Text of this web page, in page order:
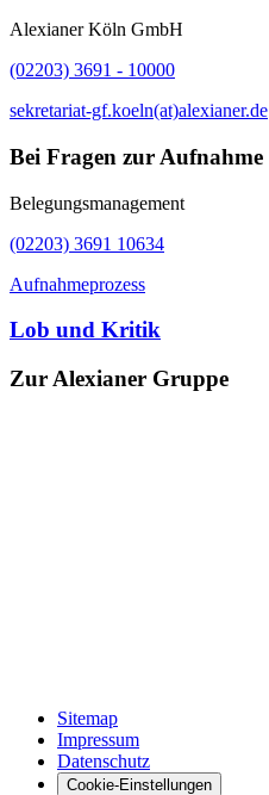
Alexianer Köln GmbH
(02203) 3691 - 10000
sekretariat-gf.koeln(at)alexianer.de
Bei Fragen zur Aufnahme
Belegungsmanagement
(02203) 3691 10634
Aufnahmeprozess
Lob und Kritik
Zur Alexianer Gruppe
Sitemap
Impressum
Datenschutz
Cookie-Einstellungen